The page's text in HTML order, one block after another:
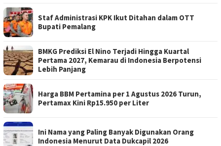
Staf Administrasi KPK Ikut Ditahan dalam OTT
Bupati Pemalang
BMKG Prediksi El Nino Terjadi Hingga Kuartal
Pertama 2027, Kemarau di Indonesia Berpotensi
Lebih Panjang
Harga BBM Pertamina per 1 Agustus 2026 Turun,
Pertamax Kini Rp15.950 per Liter
Ini Nama yang Paling Banyak Digunakan Orang
Indonesia Menurut Data Dukcapil 2026